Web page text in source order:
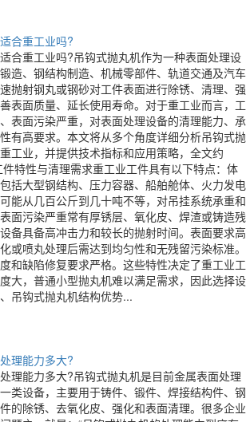
合重工业吗?
合重工业吗?吊钩式抛丸机作为一种表面处理设
造、钢结构制造、机械零部件、轨道交通及汽车
抛射钢丸或钢砂对工件表面进行除锈、清理、强
表面质量、延长使用寿命。对于重工业而言，工
表面污染严重，对表面处理设备的清理能力、承
有高要求。本文将从多个角度详细分析吊钩式抛
工业，并提供技术指标和应用策略，全文约
特性与清理需求重工业工件具有以下特点：体
括大型钢结构、压力容器、船舶舱体、火力发电
能从几百公斤到几十吨不等，对吊挂系统承重和
面污染严重常有厚锈层、氧化皮、焊渣或铸造残
备具备高冲击力和较长的抛射时间。表面要求高
或喷丸处理后需达到均匀性和无残留污染标准。
和缺陷修复要求严格。这些特性决定了重工业工
大，普通小型抛丸机难以满足需求，因此选择设
吊钩式抛丸机结构优势...
理能力多大?
理能力多大?吊钩式抛丸机是目前金属表面处理
类设备，主要用于铸件、锻件、焊接结构件、钢
的除锈、去氧化皮、强化和表面清理。很多企业